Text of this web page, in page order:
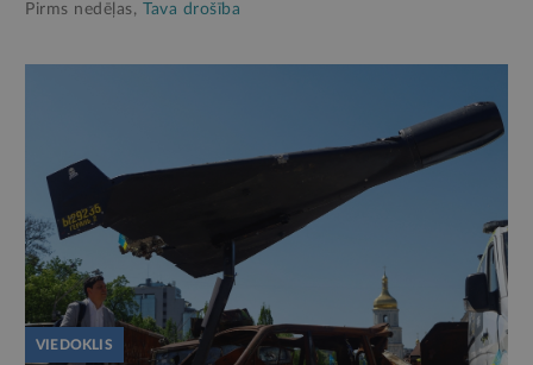
Pirms nedēļas, Tava drošība
VIEDOKLIS